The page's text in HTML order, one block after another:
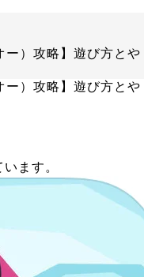
ー）攻略】遊び方とや
ー）攻略】遊び方とや
ます。